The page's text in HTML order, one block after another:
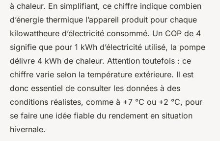
à chaleur. En simplifiant, ce chiffre indique combien
d’énergie thermique l’appareil produit pour chaque
kilowattheure d’électricité consommé. Un COP de 4
signifie que pour 1 kWh d’électricité utilisé, la pompe
délivre 4 kWh de chaleur. Attention toutefois : ce
chiffre varie selon la température extérieure. Il est
donc essentiel de consulter les données à des
conditions réalistes, comme à +7 °C ou +2 °C, pour
se faire une idée fiable du rendement en situation
hivernale.